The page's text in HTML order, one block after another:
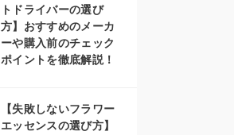
トドライバーの選び
方】おすすめのメーカ
ーや購入前のチェック
ポイントを徹底解説！
【失敗しないフラワー
エッセンスの選び方】